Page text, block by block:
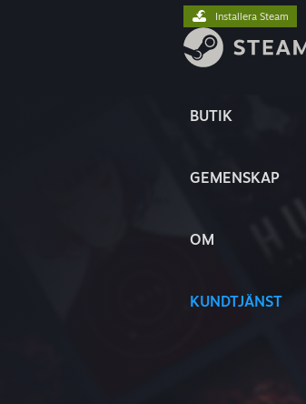
BUTIK
GEMENSKAP
OM
KUNDTJÄNST
Installera Steam